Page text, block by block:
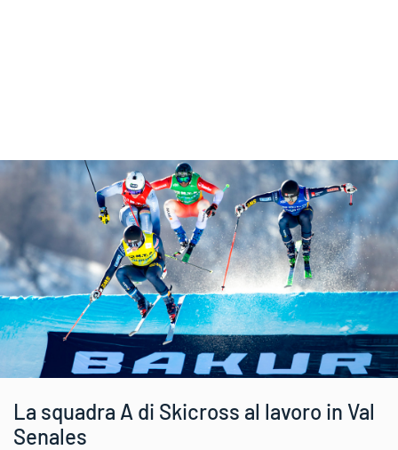
La squadra A di Skicross al lavoro in Val
Senales